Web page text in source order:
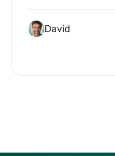
David